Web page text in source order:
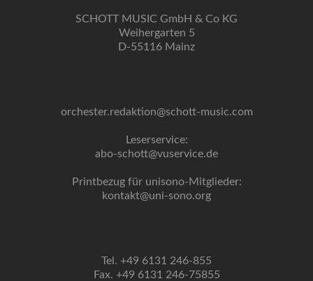
SCHOTT MUSIC GmbH & Co KG
Weihergarten 5
D-55116 Mainz
orchester.redaktion@schott-music.com
Leserservice:
abo-schott@vuservice.de
Printbezug für unisono-Mitglieder:
kontakt@uni-sono.org
Tel. +49 6131 246-855
Fax. +49 6131 246-75855